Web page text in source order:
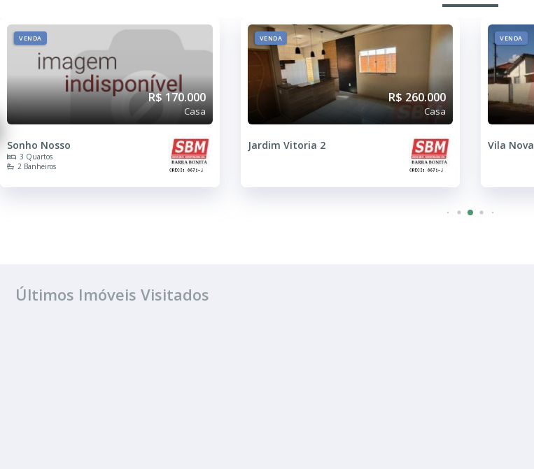
VENDA
R$ 170.000
Casa
Sonho Nosso
3 Quartos
2 Banheiros
VENDA
R$ 260.000
Casa
Jardim Vitoria 2
VENDA
Vila Nova
Últimos Imóveis Visitados